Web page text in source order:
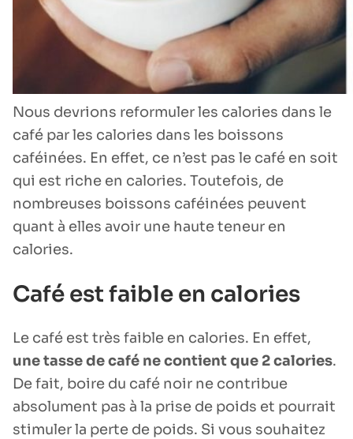
Nous devrions reformuler les calories dans le
café par les calories dans les boissons
caféinées. En effet, ce n’est pas le café en soit
qui est riche en calories. Toutefois, de
nombreuses boissons caféinées peuvent
quant à elles avoir une haute teneur en
calories.
Café est faible en calories
Le café est très faible en calories. En effet,
une tasse de café ne contient que 2 calories.
De fait, boire du café noir ne contribue
absolument pas à la prise de poids et pourrait
stimuler la perte de poids. Si vous souhaitez